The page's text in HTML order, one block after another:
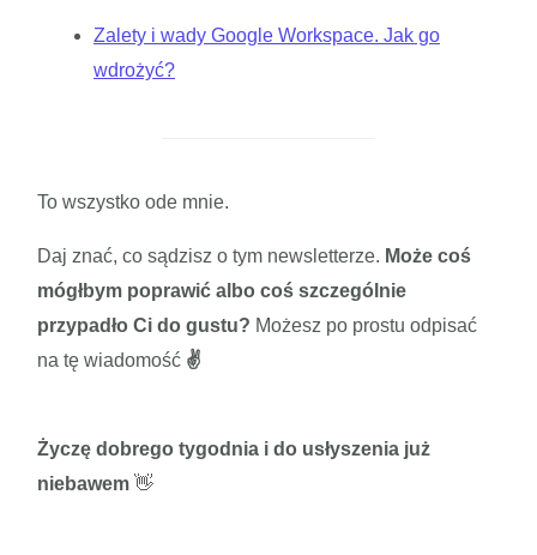
Zalety i wady Google Workspace. Jak go
wdrożyć?
To wszystko ode mnie.
Daj znać, co sądzisz o tym newsletterze. Może coś
mógłbym poprawić albo coś szczególnie
przypadło Ci do gustu? Możesz po prostu odpisać
na tę wiadomość ✌️
Życzę dobrego tygodnia i do usłyszenia już
niebawem 👋